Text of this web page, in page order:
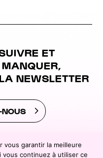
ET
NEWSLETTER
NOUS
vous garantir la meilleure
continuez à utiliser ce